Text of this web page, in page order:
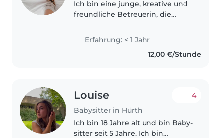
Ich bin eine junge, kreative und
freundliche Betreuerin, die
Babys bis Vorschulkindern spielt
und lernt. Ich habe Erfahrung im
Zeichnen, Vorlesen, Basteln..
Erfahrung: < 1 Jahr
12,00 €/Stunde
Louise
Babysitter in Hürth
4
Ich bin 18 Jahre alt und bin Baby-
sitter seit 5 Jahre. Ich bin